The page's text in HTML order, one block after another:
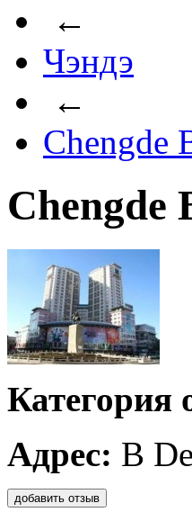
←
Чэндэ
←
Chengde
Chengde
Категория
Адрес: B
добавить отзыв